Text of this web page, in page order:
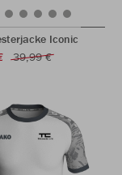
Iconic
39,99 €